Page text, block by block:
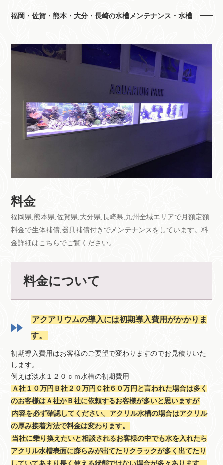
福岡・佐賀・熊本・大分・長崎の水槽メンテナンス・水槽リース｜
料金
福岡県,熊本県,佐賀県,大分県,長崎県,九州全域エリアで月額定額
料金で生体補償,器具補償付きでメンテナンスをしています。料
金詳細はこちらでご覧ください。
料金について
アクアリウムの導入には初期導入費用がかかりま
す。
初期導入費用はお客様のご要望で変わりますのでお見積りいた
します。
例えば淡水１２０ｃｍ水槽の初期費用
Ａ社１０万円Ｂ社２０万円Ｃ社６０万円と言われた場合は多く
のお客様はＡ社かＢ社に依頼するお客様が多いと思いますが
内容を必ず確認してください。アクリル水槽の場合はアクリル
の厚み接着方法で料金は変わります。
当社に乗り換えたいと相談されるお客様の中でも水を入れたら
アクリル水槽表面に膨らみが出てたりクラックが多く出てたり
していてあまり長く使える状態ではない場合が多々あります。